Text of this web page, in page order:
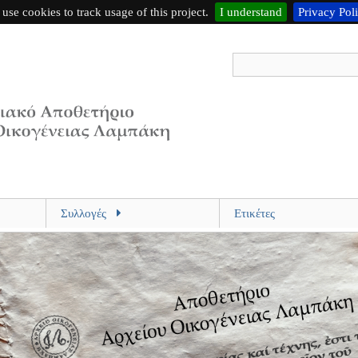
use cookies to track usage of this project. I understand
Privacy
Συλλογές Ετικέτες